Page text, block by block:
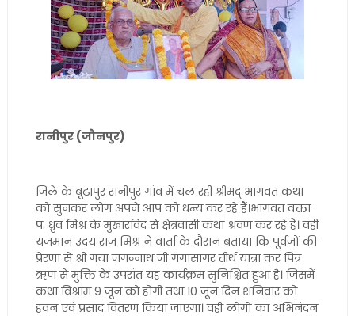
रानीपुर (जौनपुर)
जिले के बूढ़ापुर रानीपुर गांव में चल रही श्रीमद् भागवत कथा
को सुनकर लोग अपने आप को धन्य कर रहे हैं।भागवत वक्ता
पं. ध्रुव मिश्र के मुखारविंद से क्षेत्रवासी कथा श्रवण कर रहे हैं। वही
यजमान उदय राज मिश्र ने वार्ता के दौरान बताया कि पूर्वजों की
प्रेरणा से श्री गया जगन्नाथ जी गंगासागर तीर्थ यात्रा कर पित्र
ऋण से मुक्ति के उपरांत यह कार्यक्रम सुनिश्चित हुआ है। जिसमें
कथा विश्राम 9 जून को होगी तथा 10 जून दिन शनिवार को
हवन एवं प्रसाद वितरण किया जाएगा। वहीं लोगों का अभिनंदन